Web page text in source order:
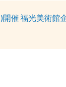
開催 福光美術館